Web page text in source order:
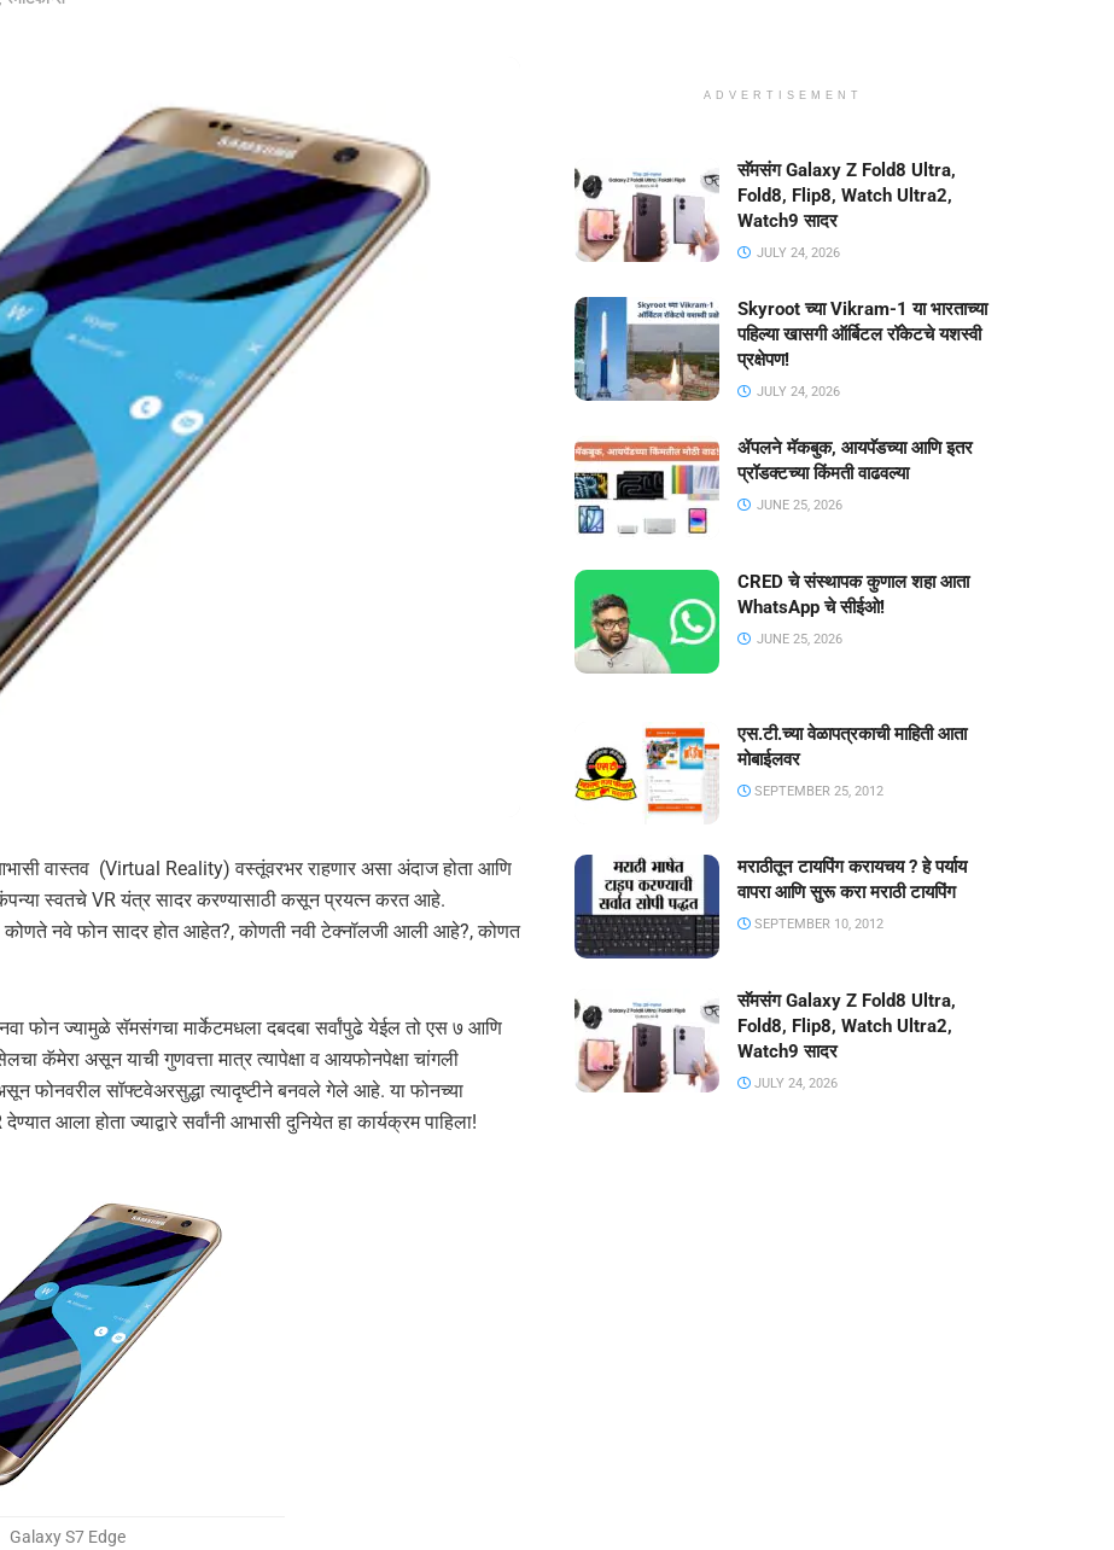
वास्तव (Virtual Reality) वस्तूंवरभर राहणार असा अंदाज होता आणि
स्वतचे VR यंत्र सादर करण्यासाठी कसून प्रयत्न करत आहे.
कोणते नवे फोन सादर होत आहेत?, कोणती नवी टेक्नॉलजी आली आहे?, कोणत
फोन ज्यामुळे सॅमसंगचा मार्केटमधला दबदबा सर्वांपुढे येईल तो एस ७ आणि
कॅमेरा असून याची गुणवत्ता मात्र त्यापेक्षा व आयफोनपेक्षा चांगली
फोनवरील सॉफ्टवेअरसुद्धा त्यादृष्टीने बनवले गेले आहे. या फोनच्या
आला होता ज्याद्वारे सर्वांनी आभासी दुनियेत हा कार्यक्रम पाहिला!
Galaxy S7 Edge
ADVERTISEMENT
सॅमसंग Galaxy Z Fold8 Ultra,
Fold8, Flip8, Watch Ultra2,
Watch9 सादर
JULY 24, 2026
Skyroot च्या Vikram-1 या भारताच्या
पहिल्या खासगी ऑर्बिटल रॉकेटचे यशस्वी
प्रक्षेपण!
JULY 24, 2026
ॲपलने मॅकबुक, आयपॅडच्या आणि इतर
प्रॉडक्टच्या किंमती वाढवल्या
JUNE 25, 2026
CRED चे संस्थापक कुणाल शहा आता
WhatsApp चे सीईओ!
JUNE 25, 2026
एस.टी.च्या वेळापत्रकाची माहिती आता
मोबाईलवर
SEPTEMBER 25, 2012
मराठीतून टायपिंग करायचय ? हे पर्याय
वापरा आणि सुरू करा मराठी टायपिंग
SEPTEMBER 10, 2012
सॅमसंग Galaxy Z Fold8 Ultra,
Fold8, Flip8, Watch Ultra2,
Watch9 सादर
JULY 24, 2026